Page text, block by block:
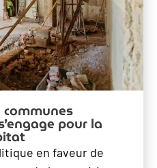
pour la
en faveur de